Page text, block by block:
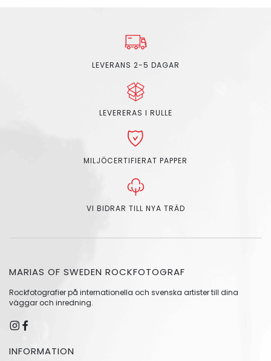
LEVERANS 2-5 DAGAR
LEVERERAS I RULLE
MILJÖCERTIFIERAT PAPPER
VI BIDRAR TILL NYA TRÄD
MARIAS OF SWEDEN ROCKFOTOGRAF
Rockfotografier på internationella och svenska artister till dina
väggar och inredning.
INFORMATION